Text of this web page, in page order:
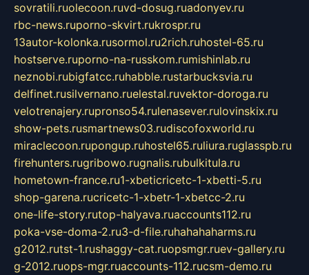
sovratili.ruolecoon.ruvd-dosug.ruadonyev.ru
rbc-news.ruporno-skvirt.rukrospr.ru
13autor-kolonka.rusormol.ru2rich.ruhostel-65.ru
hostserve.ruporno-na-russkom.rumishinlab.ru
neznobi.rubigfatcc.ruhabble.rustarbucksvia.ru
delfinet.rusilvernano.ruelestal.ruvektor-doroga.ru
velotrenajery.rupronso54.rulenasever.rulovinskix.ru
show-pets.rusmartnews03.rudiscofoxworld.ru
miraclecoon.rupongup.ruhostel65.ruliura.ruglasspb.ru
firehunters.rugribowo.rugnalis.rubulkitula.ru
hometown-france.ru1-xbeticricetc-1-xbetti-5.ru
shop-garena.rucricetc-1-xbetr-1-xbetcc-2.ru
one-life-story.rutop-halyava.ruaccounts112.ru
poka-vse-doma-2.ru3-d-file.ruhahahaharms.ru
g2012.rutst-1.rushaggy-cat.ruopsmgr.ruev-gallery.ru
g-2012.ruops-mgr.ruaccounts-112.rucsm-demo.ru